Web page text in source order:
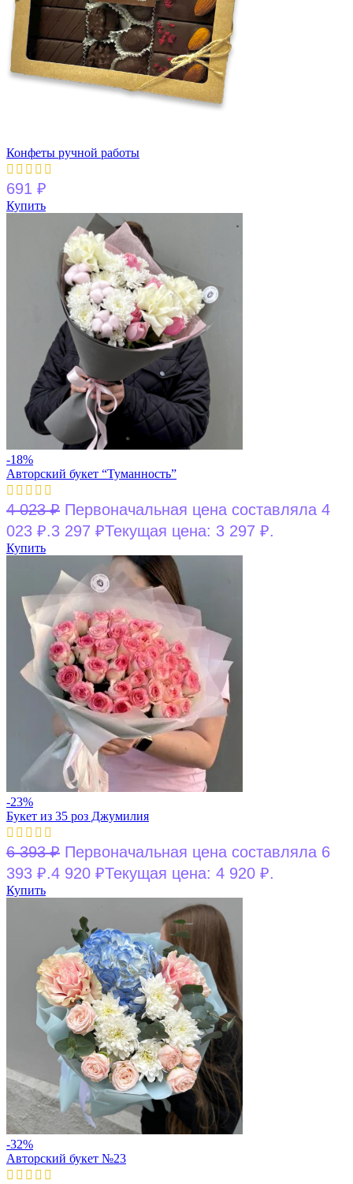
Конфеты ручной работы
691 ₽
Купить
-18%
Авторский букет “Туманность”
4 023₽ Первоначальная цена составляла 4
023 ₽.3 297 ₽Текущая цена: 3 297 ₽.
Купить
-23%
Букет из 35 роз Джумилия
6 393₽ Первоначальная цена составляла 6
393 ₽.4 920 ₽Текущая цена: 4 920 ₽.
Купить
-32%
Авторский букет №23